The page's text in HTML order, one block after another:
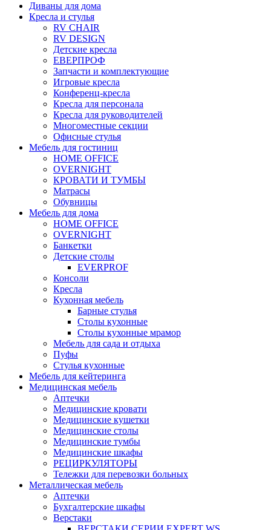
Диваны для дома
Кресла и стулья
RV CHAIR
RV DESIGN
Детские кресла
ЕВЕРПРОФ
Запчасти и комплектующие
Игровые кресла
Конференц-кресла
Кресла для персонала
Кресла для руководителей
Многоместные секции
Офисные стулья
Мебель для гостиниц
HOME OFFICE
OVERNIGHT
КРОВАТИ И ТУМБЫ
Матрасы
Обувницы
Мебель для дома
HOME OFFICE
OVERNIGHT
Банкетки
Детские столы
EVERPROF
Консоли
Кресла
Кухонная мебель
Барные стулья
Столы кухонные
Столы кухонные мрамор
Мебель для сада и отдыха
Пуфы
Стулья кухонные
Мебель для кейтеринга
Медицинская мебель
Аптечки
Медицинские кровати
Медицинские кушетки
Медицинские столы
Медицинские тумбы
Медицинские шкафы
РЕЦИРКУЛЯТОРЫ
Тележки для перевозки больных
Металлическая мебель
Аптечки
Бухгалтерские шкафы
Верстаки